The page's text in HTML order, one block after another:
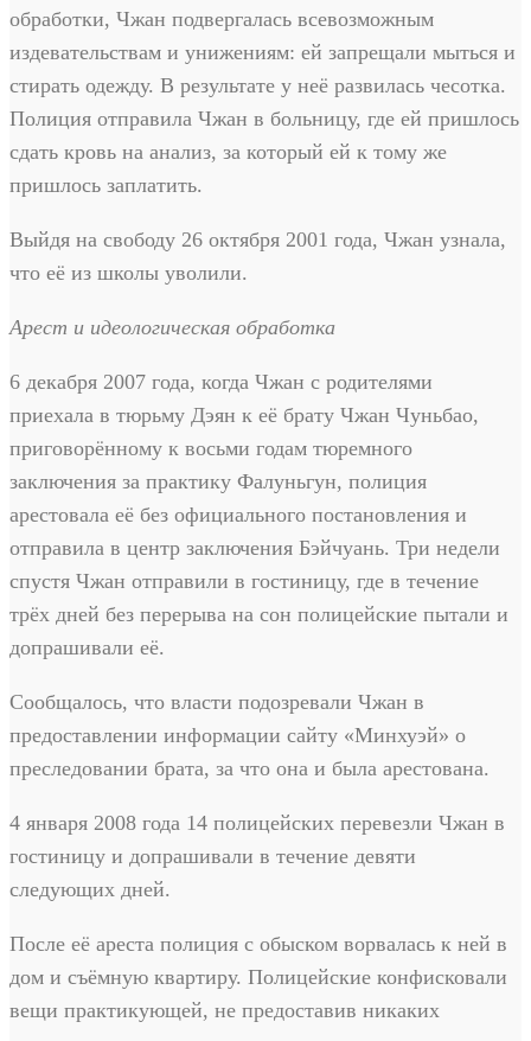
обработки, Чжан подвергалась всевозможным
издевательствам и унижениям: ей запрещали мыться и
стирать одежду. В результате у неё развилась чесотка.
Полиция отправила Чжан в больницу, где ей пришлось
сдать кровь на анализ, за который ей к тому же
пришлось заплатить.
Выйдя на свободу 26 октября 2001 года, Чжан узнала,
что её из школы уволили.
Арест и идеологическая обработка
6 декабря 2007 года, когда Чжан с родителями
приехала в тюрьму Дэян к её брату Чжан Чуньбао,
приговорённому к восьми годам тюремного
заключения за практику Фалуньгун, полиция
арестовала её без официального постановления и
отправила в центр заключения Бэйчуань. Три недели
спустя Чжан отправили в гостиницу, где в течение
трёх дней без перерыва на сон полицейские пытали и
допрашивали её.
Сообщалось, что власти подозревали Чжан в
предоставлении информации сайту «Минхуэй» о
преследовании брата, за что она и была арестована.
4 января 2008 года 14 полицейских перевезли Чжан в
гостиницу и допрашивали в течение девяти
следующих дней.
После её ареста полиция с обыском ворвалась к ней в
дом и съёмную квартиру. Полицейские конфисковали
вещи практикующей, не предоставив никаких